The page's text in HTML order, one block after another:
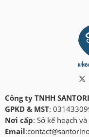
Công ty TNHH
GPKD & MST:
Nơi cấp: Sở kế hoạch
Email :